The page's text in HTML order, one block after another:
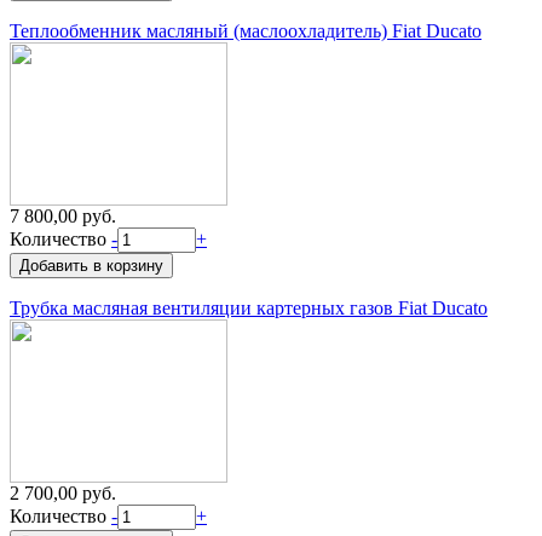
Теплообменник масляный (маслоохладитель) Fiat Ducato
7 800,00 руб.
Количество - +
Трубка масляная вентиляции картерных газов Fiat Ducato
2 700,00 руб.
Количество - +